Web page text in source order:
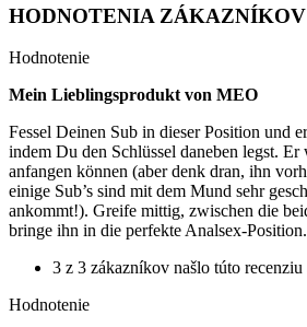
HODNOTENIA ZÁKAZNÍKOV
Hodnotenie
Mein Lieblingsprodukt von MEO
Fessel Deinen Sub in dieser Position und
indem Du den Schlüssel daneben legst.
anfangen können (aber denk dran, ihn
einige Sub’s sind mit dem Mund sehr
ankommt!). Greife mittig, zwischen die
bringe ihn in die perfekte Analsex-
3 z 3 zákazníkov našlo túto
Hodnotenie